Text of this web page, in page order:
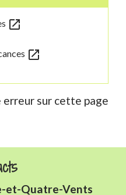
open_in_new
open_in_new
erreur sur cette page
et-Quatre-Vents